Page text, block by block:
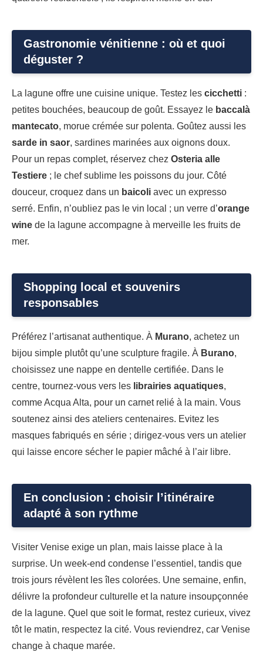
Gastronomie vénitienne : où et quoi
déguster ?
La lagune offre une cuisine unique. Testez les cicchetti :
petites bouchées, beaucoup de goût. Essayez le baccalà
mantecato, morue crémée sur polenta. Goûtez aussi les
sarde in saor, sardines marinées aux oignons doux.
Pour un repas complet, réservez chez Osteria alle
Testiere ; le chef sublime les poissons du jour. Côté
douceur, croquez dans un baicoli avec un expresso
serré. Enfin, n’oubliez pas le vin local ; un verre d’orange
wine de la lagune accompagne à merveille les fruits de
mer.
Shopping local et souvenirs
responsables
Préférez l’artisanat authentique. À Murano, achetez un
bijou simple plutôt qu’une sculpture fragile. À Burano,
choisissez une nappe en dentelle certifiée. Dans le
centre, tournez-vous vers les librairies aquatiques,
comme Acqua Alta, pour un carnet relié à la main. Vous
soutenez ainsi des ateliers centenaires. Evitez les
masques fabriqués en série ; dirigez-vous vers un atelier
qui laisse encore sécher le papier mâché à l’air libre.
En conclusion : choisir l’itinéraire
adapté à son rythme
Visiter Venise exige un plan, mais laisse place à la
surprise. Un week-end condense l’essentiel, tandis que
trois jours révèlent les îles colorées. Une semaine, enfin,
délivre la profondeur culturelle et la nature insoupçonnée
de la lagune. Quel que soit le format, restez curieux, vivez
tôt le matin, respectez la cité. Vous reviendrez, car Venise
change à chaque marée.